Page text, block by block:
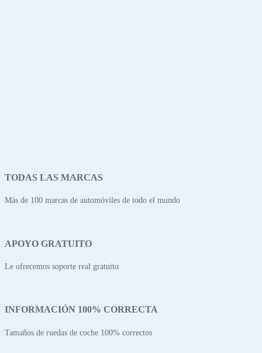
TODAS LAS MARCAS
Más de 100 marcas de automóviles de todo el mundo
APOYO GRATUITO
Le ofrecemos soporte real gratuito
INFORMACIÓN 100% CORRECTA
Tamaños de ruedas de coche 100% correctos